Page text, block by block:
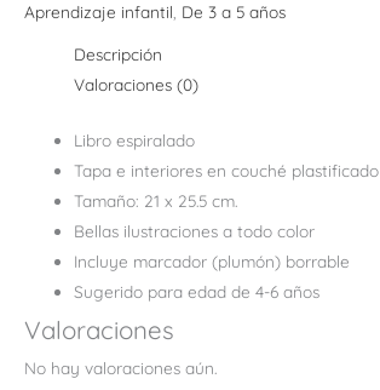
Aprendizaje infantil, De 3 a 5 años
Descripción
Valoraciones (0)
Libro espiralado
Tapa e interiores en couché plastificado
Tamaño: 21 x 25.5 cm.
Bellas ilustraciones a todo color
Incluye marcador (plumón) borrable
Sugerido para edad de 4-6 años
Valoraciones
No hay valoraciones aún.